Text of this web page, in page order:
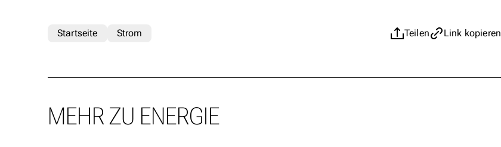
Teilen Link kopieren
Startseite Strom
MEHR ZU ENERGIE